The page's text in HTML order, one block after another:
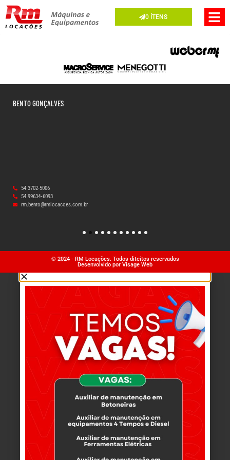
0 ÍTENS
BENTO GONÇALVES
54 3702-5006
54 99634‑6093‬
rm.bento@rmlocacoes.com.br
5 6 7 8 9 1011
© 2024 - RM Locações. Todos diteitos reservados
Desenvolvido por Visage Web